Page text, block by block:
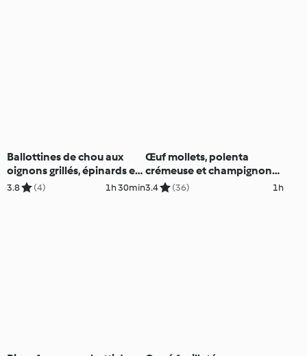
Ballottines de chou aux
oignons grillés, épinards et
fruits secs
3.8 (4) 1h 30min
Œuf mollets, polenta
crémeuse et champignons
sautés
3.4 (36) 1h